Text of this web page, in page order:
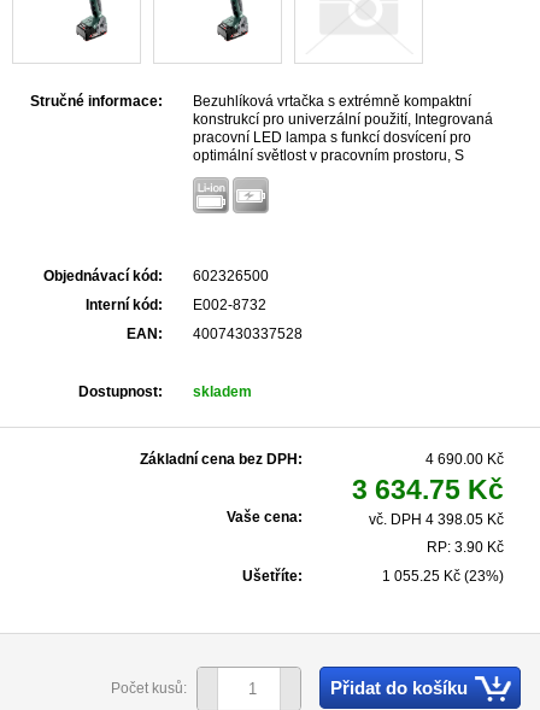
Stručné informace:
Bezuhlíková vrtačka s extrémně kompaktní
konstrukcí pro univerzální použití, Integrovaná
pracovní LED lampa s funkcí dosvícení pro
optimální světlost v pracovním prostoru, S
praktickou sponou na opasek a držákem bitů, s
možností zajištění vpravo nebo vlevo, S
metaBOXem, inteligentním řešením pro přepravu a
Objednávací kód:
602326500
Interní kód:
E002-8732
EAN:
4007430337528
Dostupnost: skladem
Základní cena bez DPH: 4 690.00 Kč
Vaše cena:
3 634.75 Kč
vč. DPH 4 398.05 Kč
RP: 3.90 Kč
Ušetříte:
1 055.25 Kč (23%)
Počet kusů: Přidat do košíku